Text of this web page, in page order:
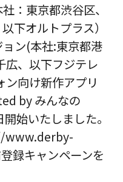
：東京都渋谷区、
下オルトプラス）
ン(本社:東京都港
広、以下フジテレ
ン向け新作アプリ
by みんなの
始いたしました。
www.derby-
録キャンペーンを